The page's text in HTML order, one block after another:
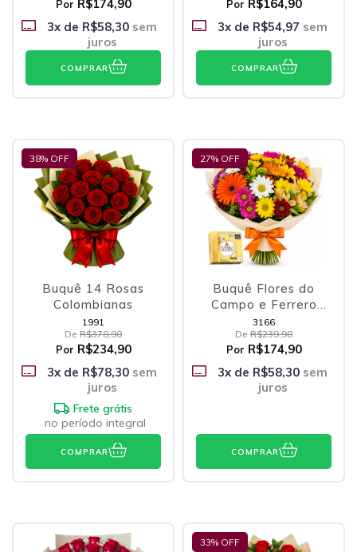
Por R$174,90
3x de R$58,30 sem
juros
COMPRAR
Por R$164,90
3x de R$54,97 sem
juros
COMPRAR
38% OFF
Buquê 14 Rosas
Colombianas
1991
De R$378,90
Por R$234,90
3x de R$78,30 sem
juros
Frete grátis
no período integral
COMPRAR
27% OFF
Buquê Flores do
Campo e Ferrero
Rocher
3166
De R$239,98
Por R$174,90
3x de R$58,30 sem
juros
COMPRAR
33% OFF